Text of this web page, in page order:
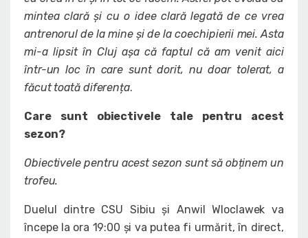
mintea clară și cu o idee clară legată de ce vrea
antrenorul de la mine și de la coechipierii mei. Asta
mi-a lipsit în Cluj așa că faptul că am venit aici
într-un loc în care sunt dorit, nu doar tolerat, a
făcut toată diferența.
Care sunt obiectivele tale pentru acest
sezon?
Obiectivele pentru acest sezon sunt să obținem un
trofeu.
Duelul dintre CSU Sibiu și Anwil Wloclawek va
începe la ora 19:00 și va putea fi urmărit, în direct,